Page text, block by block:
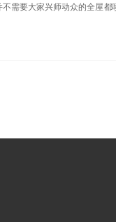
需要大家兴师动众的全屋